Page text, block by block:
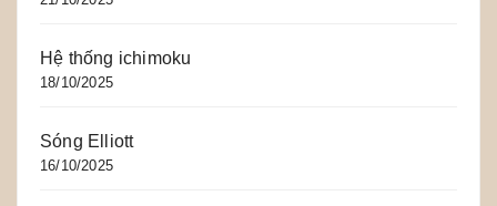
Hệ thống ichimoku
18/10/2025
Sóng Elliott
16/10/2025